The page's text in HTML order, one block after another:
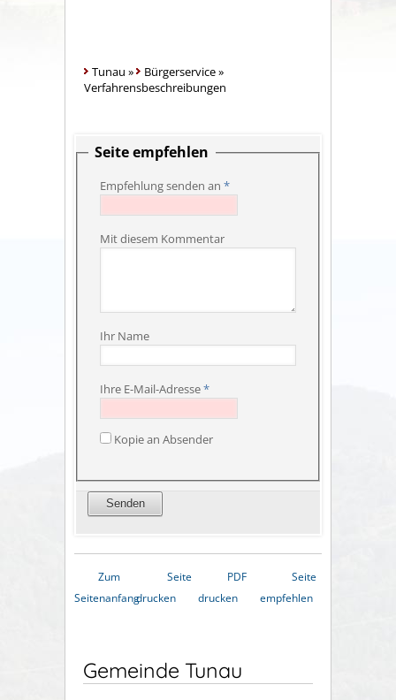
Tunau » Bürgerservice»
Verfahrensbeschreibungen
Seite empfehlen
Empfehlung senden an *
Mit diesem Kommentar
Ihr Name
Ihre E-Mail-Adresse*
Kopie an Absender
Zum
Seitenanfang
Seite
drucken
PDF
drucken
Seite
empfehlen
Gemeinde Tunau